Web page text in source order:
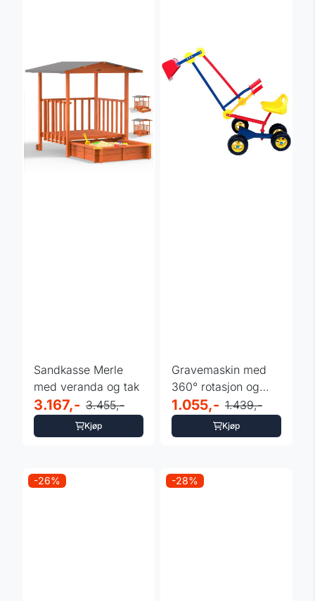
Sandkasse Merle
med veranda og tak
3.167,- 3.455,-
Kjøp
Gravemaskin med
360° rotasjon og
graveskuff
1.055,- 1.439,-
Kjøp
-26% -28%